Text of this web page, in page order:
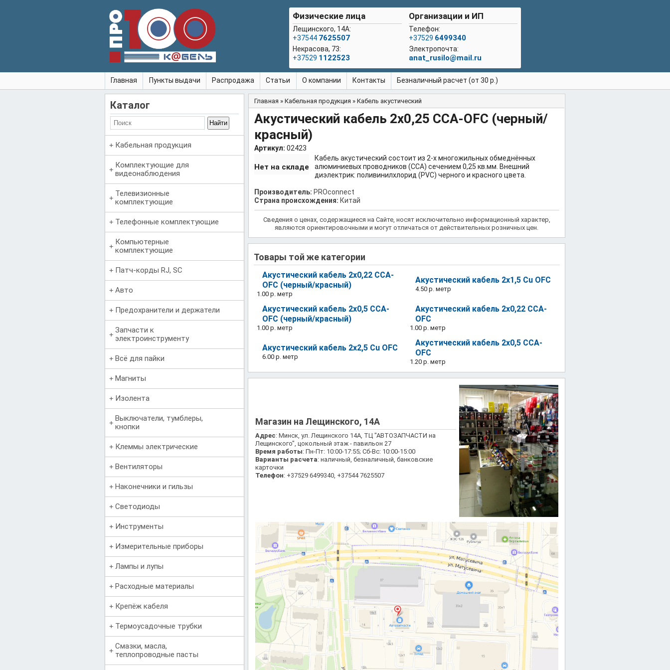
Физические лица
Лещинского, 14А:
+37544 7625507
Некрасова, 73:
+37529 1122523
Организации и ИП
Телефон:
+37529 6499340
Электропочта:
anat_rusilo@mail.ru
Главная Пункты выдачи Распродажа Статьи О компании Контакты Безналичный расчет (от 30 р.)
Вы здесь
Главная » Кабельная продукция » Кабель акустический
Акустический кабель 2x0,25 CCA-OFC (черный/
красный)
Артикул: 02423
Нет на складе
Кабель акустический состоит из 2-х многожильных обмеднённых
алюминиевых проводников (ССА) сечением 0,25 кв.мм. Внешний
диэлектрик: поливинилхлорид (PVC) черного и красного цвета.
Производитель: PROconnect
Страна происхождения: Китай
Сведения о ценах, содержащиеся на Сайте, носят исключительно информационный характер,
являются ориентировочными и могут отличаться от действительных розничных цен.
Каталог
Кабельная продукция
Комплектующие для
видеонаблюдения
Телевизионные
комплектующие
Телефонные комплектующие
Компьютерные
комплектующие
Патч-корды RJ, SC
Авто
Предохранители и держатели
Запчасти к
электроинструменту
Всё для пайки
Магниты
Изолента
Выключатели, тумблеры,
кнопки
Клеммы электрические
Вентиляторы
Наконечники и гильзы
Светодиоды
Инструменты
Измерительные приборы
Лампы и лупы
Расходные материалы
Крепёж кабеля
Термоусадочные трубки
Смазки, масла,
теплопроводные пасты
Товары той же категории
Акустический кабель 2x0,22 CCA-
OFC (черный/красный)
1.00 р. метр
Акустический кабель 2x1,5 Cu OFC
4.50 р. метр
Акустический кабель 2x0,5 CCA-
OFC (черный/красный)
1.00 р. метр
Акустический кабель 2x0,22 CCA-
OFC
1.00 р. метр
Акустический кабель 2x2,5 Cu OFC
6.00 р. метр
Акустический кабель 2x0,5 CCA-
OFC
1.20 р. метр
Магазин на Лещинского, 14А
Адрес: Минск, ул. Лещинского 14А, ТЦ "АВТОЗАПЧАСТИ на
Лещинского", цокольный этаж - павильон 27
Время работы: Пн-Пт: 10:00-17:55; Сб-Вс: 10:00-15:00
Варианты расчета: наличный, безналичный, банковские
карточки
Телефон: +37529 6499340, +37544 7625507